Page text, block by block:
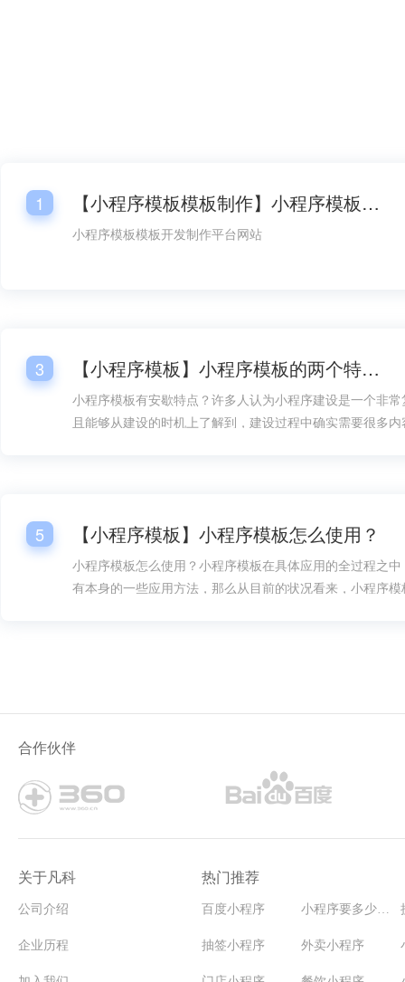
1 【小程序模板模板制作】小程序模板模板开发平台网站
小程序模板模板开发制作平台网站
3 【小程序模板】小程序模板的两个特点！
小程序模板有安歇特点？许多人认为小程序建设是一个非
且能够从建设的时机上了解到，建设过程中确实需要很多
5 【小程序模板】小程序模板怎么使用？
小程序模板怎么使用？小程序模板在具体应用的全过程之
有本身的一些应用方法，那么从目前的状况看来，小程序
合作伙伴
关于凡科
公司介绍
企业历程
热门推荐
百度小程序
抽签小程序 外卖小程序